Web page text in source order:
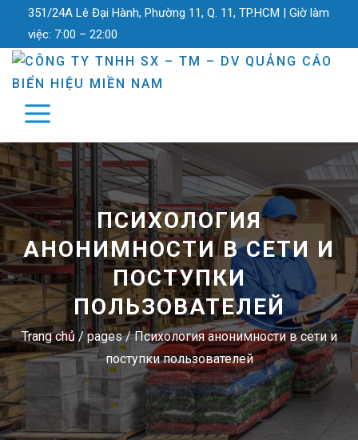
351/24A Lê Đại Hành, Phường 11, Q. 11, TP.HCM | Giờ làm
việc: 7:00 – 22:00
ПСИХОЛОГИЯ
АНОНИМНОСТИ В СЕТИ И
ПОСТУПКИ
ПОЛЬЗОВАТЕЛЕЙ
Trang chủ / pages/Психология анонимности в сети и
поступки пользователей